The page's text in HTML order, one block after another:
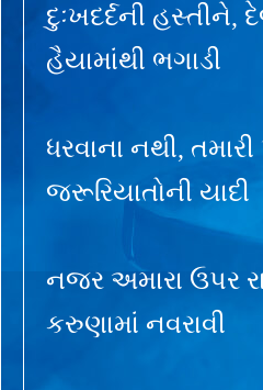
દુઃખદર્દની હસ્તીને,
હૈયામાંથી ભગાડી
ધરવાના નથી,
જરૂરિયાતોની યાદી
નજર અમારા ઉપર
કરુણામાં નવરાવી